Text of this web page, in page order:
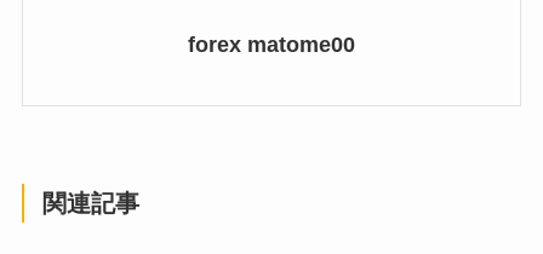
forex matome00
関連記事